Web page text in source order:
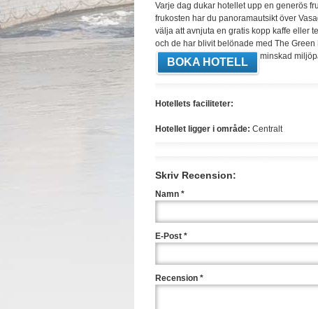
Varje dag dukar hotellet upp en generös
frukosten har du panoramautsikt över
välja att avnjuta en gratis kopp kaffe eller
och de har blivit belönade med The
minskad
BOKA HOTELL
Hotellets faciliteter:
Hotellet ligger i område: Centralt
Skriv Recension:
Namn *
E-Post *
Recension *